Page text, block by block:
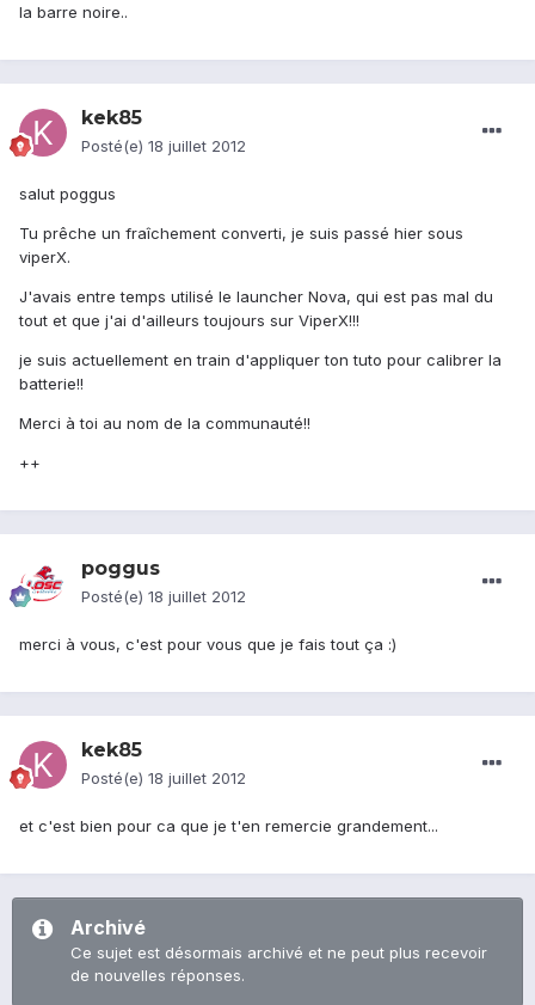
la barre noire..
kek85
Posté(e) 18 juillet 2012
salut poggus
Tu prêche un fraîchement converti, je suis passé hier sous
viperX.
J'avais entre temps utilisé le launcher Nova, qui est pas mal du
tout et que j'ai d'ailleurs toujours sur ViperX!!!
je suis actuellement en train d'appliquer ton tuto pour calibrer la
batterie!!
Merci à toi au nom de la communauté!!
++
poggus
Posté(e) 18 juillet 2012
merci à vous, c'est pour vous que je fais tout ça :)
kek85
Posté(e) 18 juillet 2012
et c'est bien pour ca que je t'en remercie grandement...
Archivé
Ce sujet est désormais archivé et ne peut plus recevoir
de nouvelles réponses.